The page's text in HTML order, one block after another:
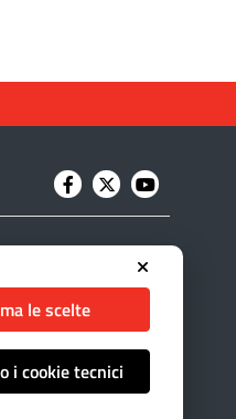
le scelte
i cookie tecnici